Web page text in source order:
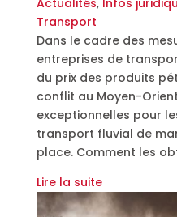
Actualités, Infos
Transport
Dans le cadre des
entreprises de
du prix des produits
conflit au Moyen-
exceptionnelles pour
transport fluvial de
place. Comment les
Lire la suite